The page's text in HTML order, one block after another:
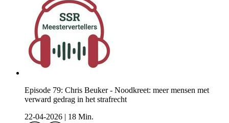
Episode 79: Chris Beuker - Noodkreet: meer mensen met
verward gedrag in het strafrecht
22-04-2026
18 Min.